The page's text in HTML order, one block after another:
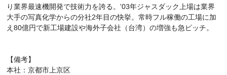
り業界最速機開発で技術力を誇る。'03年ジャスダック上場は業界
大手の写真化学からの分社2年目の快挙。常時フル稼働の工場に加
え80億円で新工場建設や海外子会社（台湾）の増強も急ピッチ。
【備考】
本社：京都市上京区